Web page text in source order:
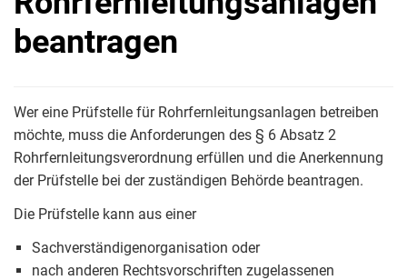
beantragen
Wer eine Prüfstelle für Rohrfernleitungsanlagen betreiben
möchte, muss die Anforderungen des § 6 Absatz 2
Rohrfernleitungsverordnung erfüllen und die Anerkennung
der Prüfstelle bei der zuständigen Behörde beantragen.
Die Prüfstelle kann aus einer
Sachverständigenorganisation oder
nach anderen Rechtsvorschriften zugelassenen